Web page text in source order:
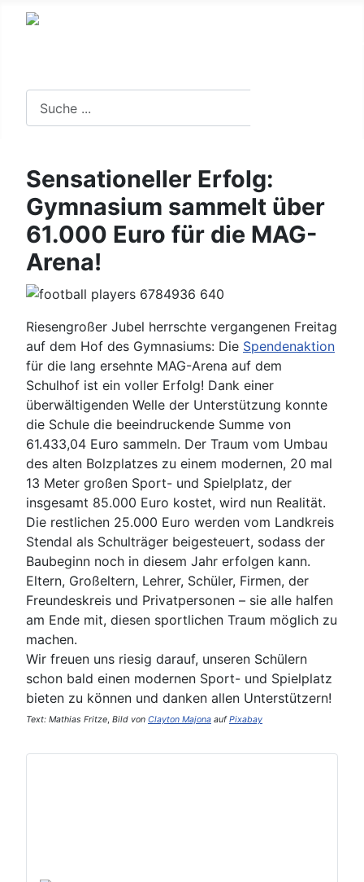
Sensationeller Erfolg:
Gymnasium sammelt über
61.000 Euro für die MAG-
Arena!
Riesengroßer Jubel herrschte vergangenen Freitag
auf dem Hof des Gymnasiums: Die Spendenaktion
für die lang ersehnte MAG-Arena auf dem
Schulhof ist ein voller Erfolg! Dank einer
überwältigenden Welle der Unterstützung konnte
die Schule die beeindruckende Summe von
61.433,04 Euro sammeln. Der Traum vom Umbau
des alten Bolzplatzes zu einem modernen, 20 mal
13 Meter großen Sport- und Spielplatz, der
insgesamt 85.000 Euro kostet, wird nun Realität.
Die restlichen 25.000 Euro werden vom Landkreis
Stendal als Schulträger beigesteuert, sodass der
Baubeginn noch in diesem Jahr erfolgen kann.
Eltern, Großeltern, Lehrer, Schüler, Firmen, der
Freundeskreis und Privatpersonen – sie alle halfen
am Ende mit, diesen sportlichen Traum möglich zu
machen.
Wir freuen uns riesig darauf, unseren Schülern
schon bald einen modernen Sport- und Spielplatz
bieten zu können und danken allen Unterstützern!
Text: Mathias Fritze, Bild von Clayton Majona aufPixabay